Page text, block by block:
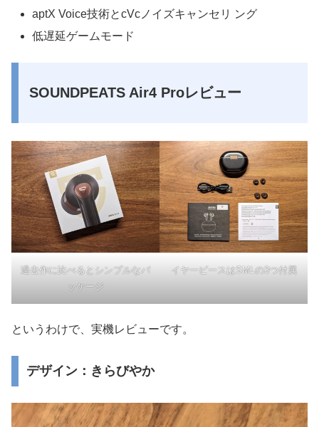
aptX Voice技術とcVcノイズキャンセリ ング
低遅延ゲームモード
SOUNDPEATS Air4 Proレビュー
過去作に比べるとシンプルなパ
ッケージ
イヤーピースはSMLの3つ付属
というわけで、実機レビューです。
デザイン：きらびやか